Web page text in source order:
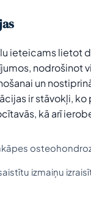
ieteicams lietot
nodrošinot
un
ir stāvokļi, ko
kā arī
izmaiņu